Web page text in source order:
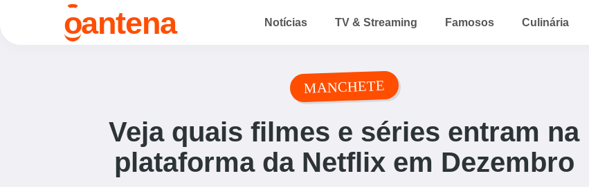
oantena Notícias TV & Streaming Famosos Culinária
MANCHETE
Veja quais filmes e séries entram na
plataforma da Netflix em Dezembro